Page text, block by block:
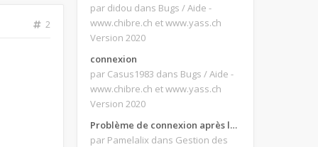
2
par didou dans Bugs / Aide -
www.chibre.ch et www.yass.ch
Version 2020
connexion
par Casus1983 dans Bugs / Aide -
www.chibre.ch et www.yass.ch
Version 2020
Problème de connexion après le changement d'adresse e-mail.
par Pamelalix dans Gestion des